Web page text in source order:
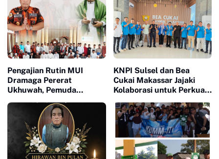
Pengajian Rutin MUI
Dramaga Pererat
Ukhuwah, Pemuda
Bantuan 100 Sak Semen
KNPI Sulsel dan Bea
Cukai Makassar Jajaki
Kolaborasi untuk Perkuat